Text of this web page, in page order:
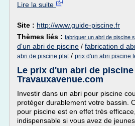
Lire la suite
Site : http://www.guide-piscine.fr
Thèmes liés : fabriquer un abri de piscine
d'un abri de piscine / fabrication d
abri de piscine plat/ prix d'un abri piscine
Le prix d'un abri de
Travauxavenue.com
Investir dans un abri pour piscine
protéger durablement votre bassin.
pour piscine est en effet très
indispensable si vous avez de